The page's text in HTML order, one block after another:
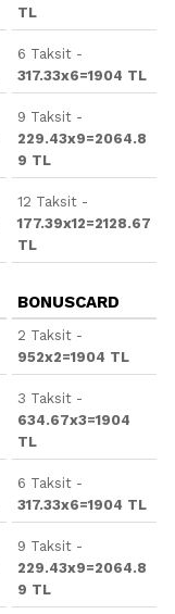
TL
6 Taksit -
317.33x6=1904 TL
9 Taksit -
229.43x9=2064.8
9 TL
12 Taksit -
177.39x12=2128.67
TL
BONUSCARD
2 Taksit -
952x2=1904 TL
3 Taksit -
634.67x3=1904
TL
6 Taksit -
317.33x6=1904 TL
9 Taksit -
229.43x9=2064.8
9 TL